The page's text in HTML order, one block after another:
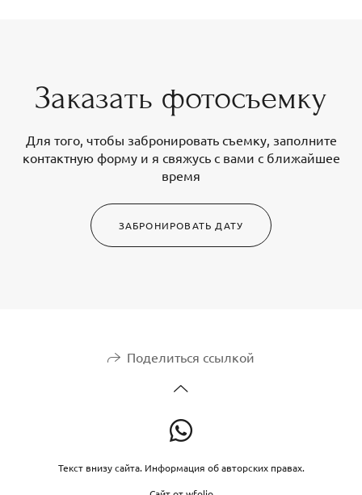
Заказать фотосъемку
Для того, чтобы забронировать съемку, заполните
контактную форму и я свяжусь с вами с ближайшее
время
ЗАБРОНИРОВАТЬ ДАТУ
Поделиться ссылкой
Текст внизу сайта. Информация об авторских правах.